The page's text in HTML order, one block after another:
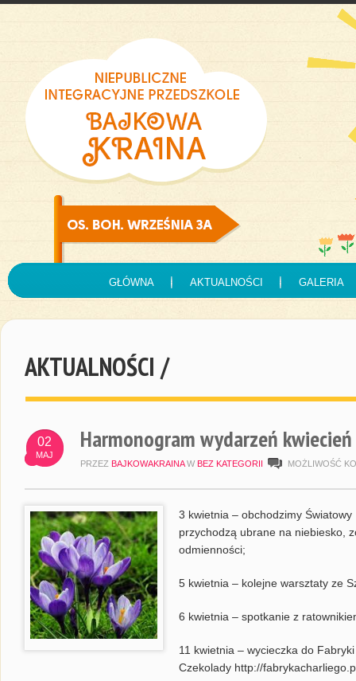
GŁÓWNA AKTUALNOŚCI GALERIA
AKTUALNOŚCI /
02
MAJ
Harmonogram wydarzeń
PRZEZ BAJKOWAKRAINA W BEZ KATEGORII MOŻLIWOŚĆ
3 kwietnia – obchodzimy
przychodzą ubrane na niebiesko,
odmienności;
5 kwietnia – kolejne warsztaty ze
6 kwietnia – spotkanie z
11 kwietnia – wycieczka do
Czekolady http://